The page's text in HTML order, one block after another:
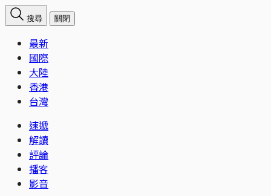
搜尋 關閉
最新
國際
大陸
香港
台灣
速遞
解讀
評論
播客
影音